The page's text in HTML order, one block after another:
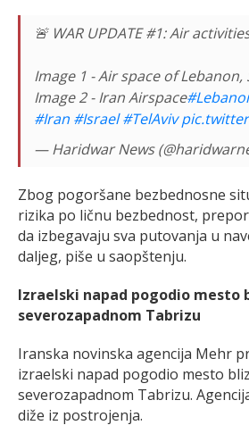
🚨 WAR UPDATE #1: Air
Image 1 - Air space of Lebanon,
Image 2 - Iran Airspace
#Iran #Israel #TelAviv
— Haridwar News
Zbog pogoršane bezbednosne
rizika po ličnu bezbednost,
da izbegavaju sva putovanja u
daljeg, piše u saopštenju.
Izraelski napad pogodio mesto
severozapadnom Tabrizu
Iranska novinska agencija Mehr
izraelski napad pogodio mesto
severozapadnom Tabrizu.
diže iz postrojenja.